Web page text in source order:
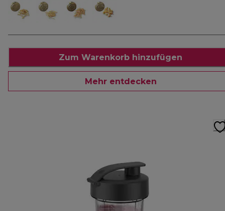
Zum Warenkorb hinzufügen
Mehr entdecken